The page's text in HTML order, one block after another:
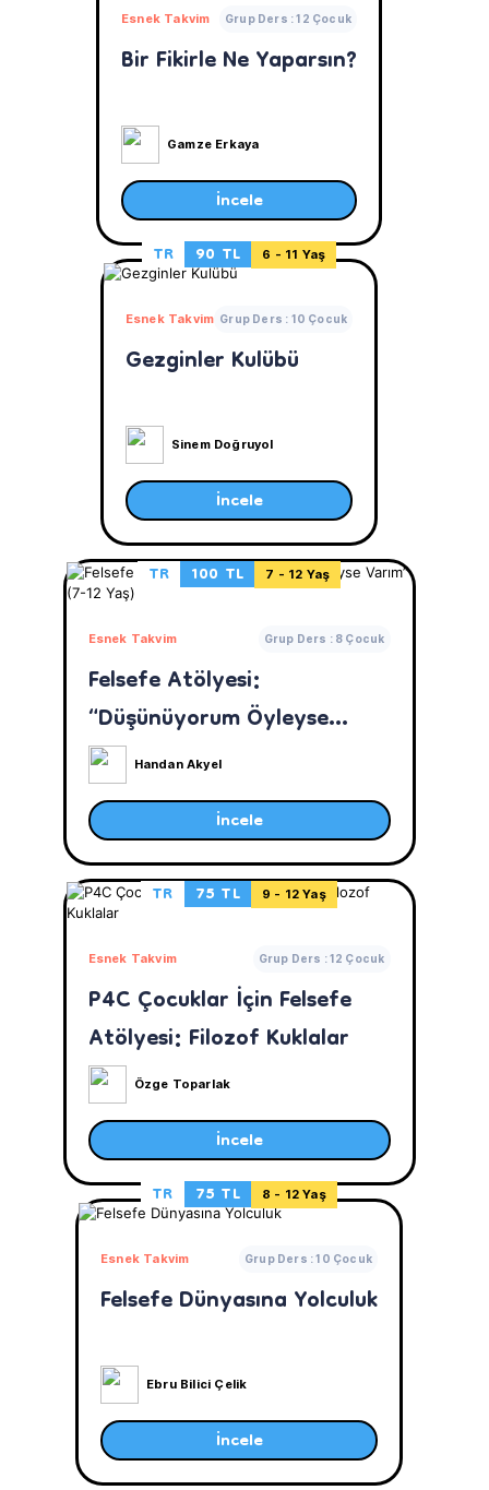
Esnek Takvim Grup Ders : 12 Çocuk
Bir Fikirle Ne Yaparsın?
Gamze Erkaya
İncele
TR
90 TL 6 - 11 Yaş
Esnek Takvim Grup Ders : 10 Çocuk
Gezginler Kulübü
Sinem Doğruyol
İncele
TR
100 TL 7 - 12 Yaş
Esnek Takvim Grup Ders : 8 Çocuk
Felsefe Atölyesi:
“Düşünüyorum Öyleyse
Varım” (7-12 Yaş)
Handan Akyel
İncele
TR
75 TL 9 - 12 Yaş
Esnek Takvim Grup Ders : 12 Çocuk
P4C Çocuklar İçin Felsefe
Atölyesi: Filozof Kuklalar
Özge Toparlak
İncele
TR
75 TL 8 - 12 Yaş
Esnek Takvim Grup Ders : 10 Çocuk
Felsefe Dünyasına Yolculuk
Ebru Bilici Çelik
İncele